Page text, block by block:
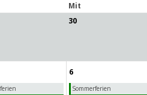
Mit
30
6
Sommerferien